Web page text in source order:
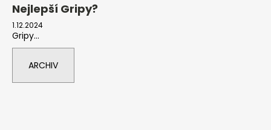
Nejlepší Gripy?
1.12.2024
Gripy...
ARCHIV